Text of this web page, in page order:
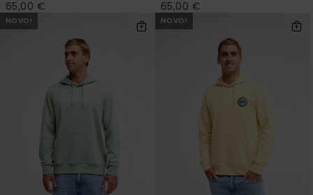
65,00 € 65,00 €
NOVO! NOVO!